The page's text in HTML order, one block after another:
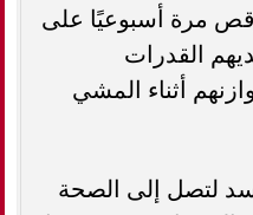
مرة أسبوعيًا على
القدرات
أثناء المشي
لتصل إلى الصحة